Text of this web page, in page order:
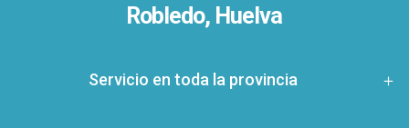
Robledo, Huelva
Servicio en toda la provincia